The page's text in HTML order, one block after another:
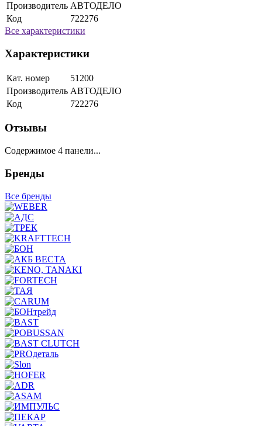
Производитель АВТОДЕЛО
Код
722276
Все характеристики
Характеристики
Кат. номер
51200
Производитель АВТОДЕЛО
Код
722276
Отзывы
Содержимое 4 панели...
Бренды
Все бренды